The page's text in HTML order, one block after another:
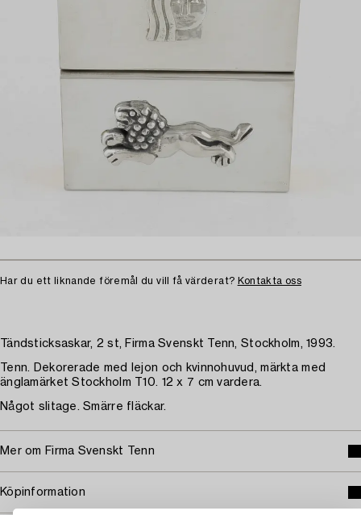
Har du ett liknande föremål du vill få värderat? Kontakta oss
Tändsticksaskar, 2 st, Firma Svenskt Tenn, Stockholm, 1993.
Tenn. Dekorerade med lejon och kvinnohuvud, märkta med
änglamärket Stockholm T10. 12 x 7 cm vardera.
Något slitage. Smärre fläckar.
Mer om Firma Svenskt Tenn
Köpinformation